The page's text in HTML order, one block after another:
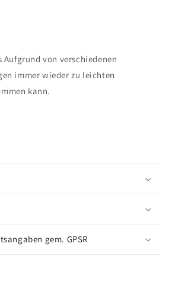
Aufgrund von verschiedenen
immer wieder zu leichten
kann.
gem. GPSR